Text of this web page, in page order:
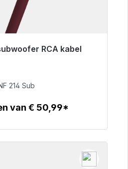
RCA kabel
verzending, levertijd
€ 94,00
214 Sub
van € 50,99*